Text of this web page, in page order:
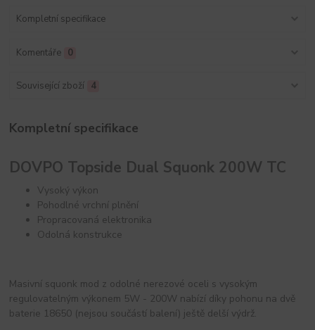
Kompletní specifikace
Komentáře 0
Související zboží 4
Kompletní specifikace
DOVPO Topside Dual Squonk 200W TC
Vysoký výkon
Pohodlné vrchní plnění
Propracovaná elektronika
Odolná konstrukce
Masivní squonk mod z odolné nerezové oceli s vysokým
regulovatelným výkonem 5W - 200W nabízí díky pohonu na dvě
baterie 18650 (nejsou součástí balení) ještě delší výdrž.